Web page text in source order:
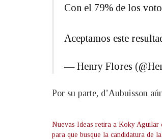
Con el 79% de los
Aceptamos este
— Henry Flores
Por su parte, d’Aubuisson
Nuevas Ideas retira a Koky Aguilar
para que busque la candidatura de